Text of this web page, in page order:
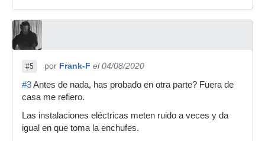
#5 por Frank-F el 04/08/2020
#3Antes de nada, has probado en otra parte? Fuera de
casa me refiero.
Las instalaciones eléctricas meten ruido a veces y da
igual en que toma la enchufes.